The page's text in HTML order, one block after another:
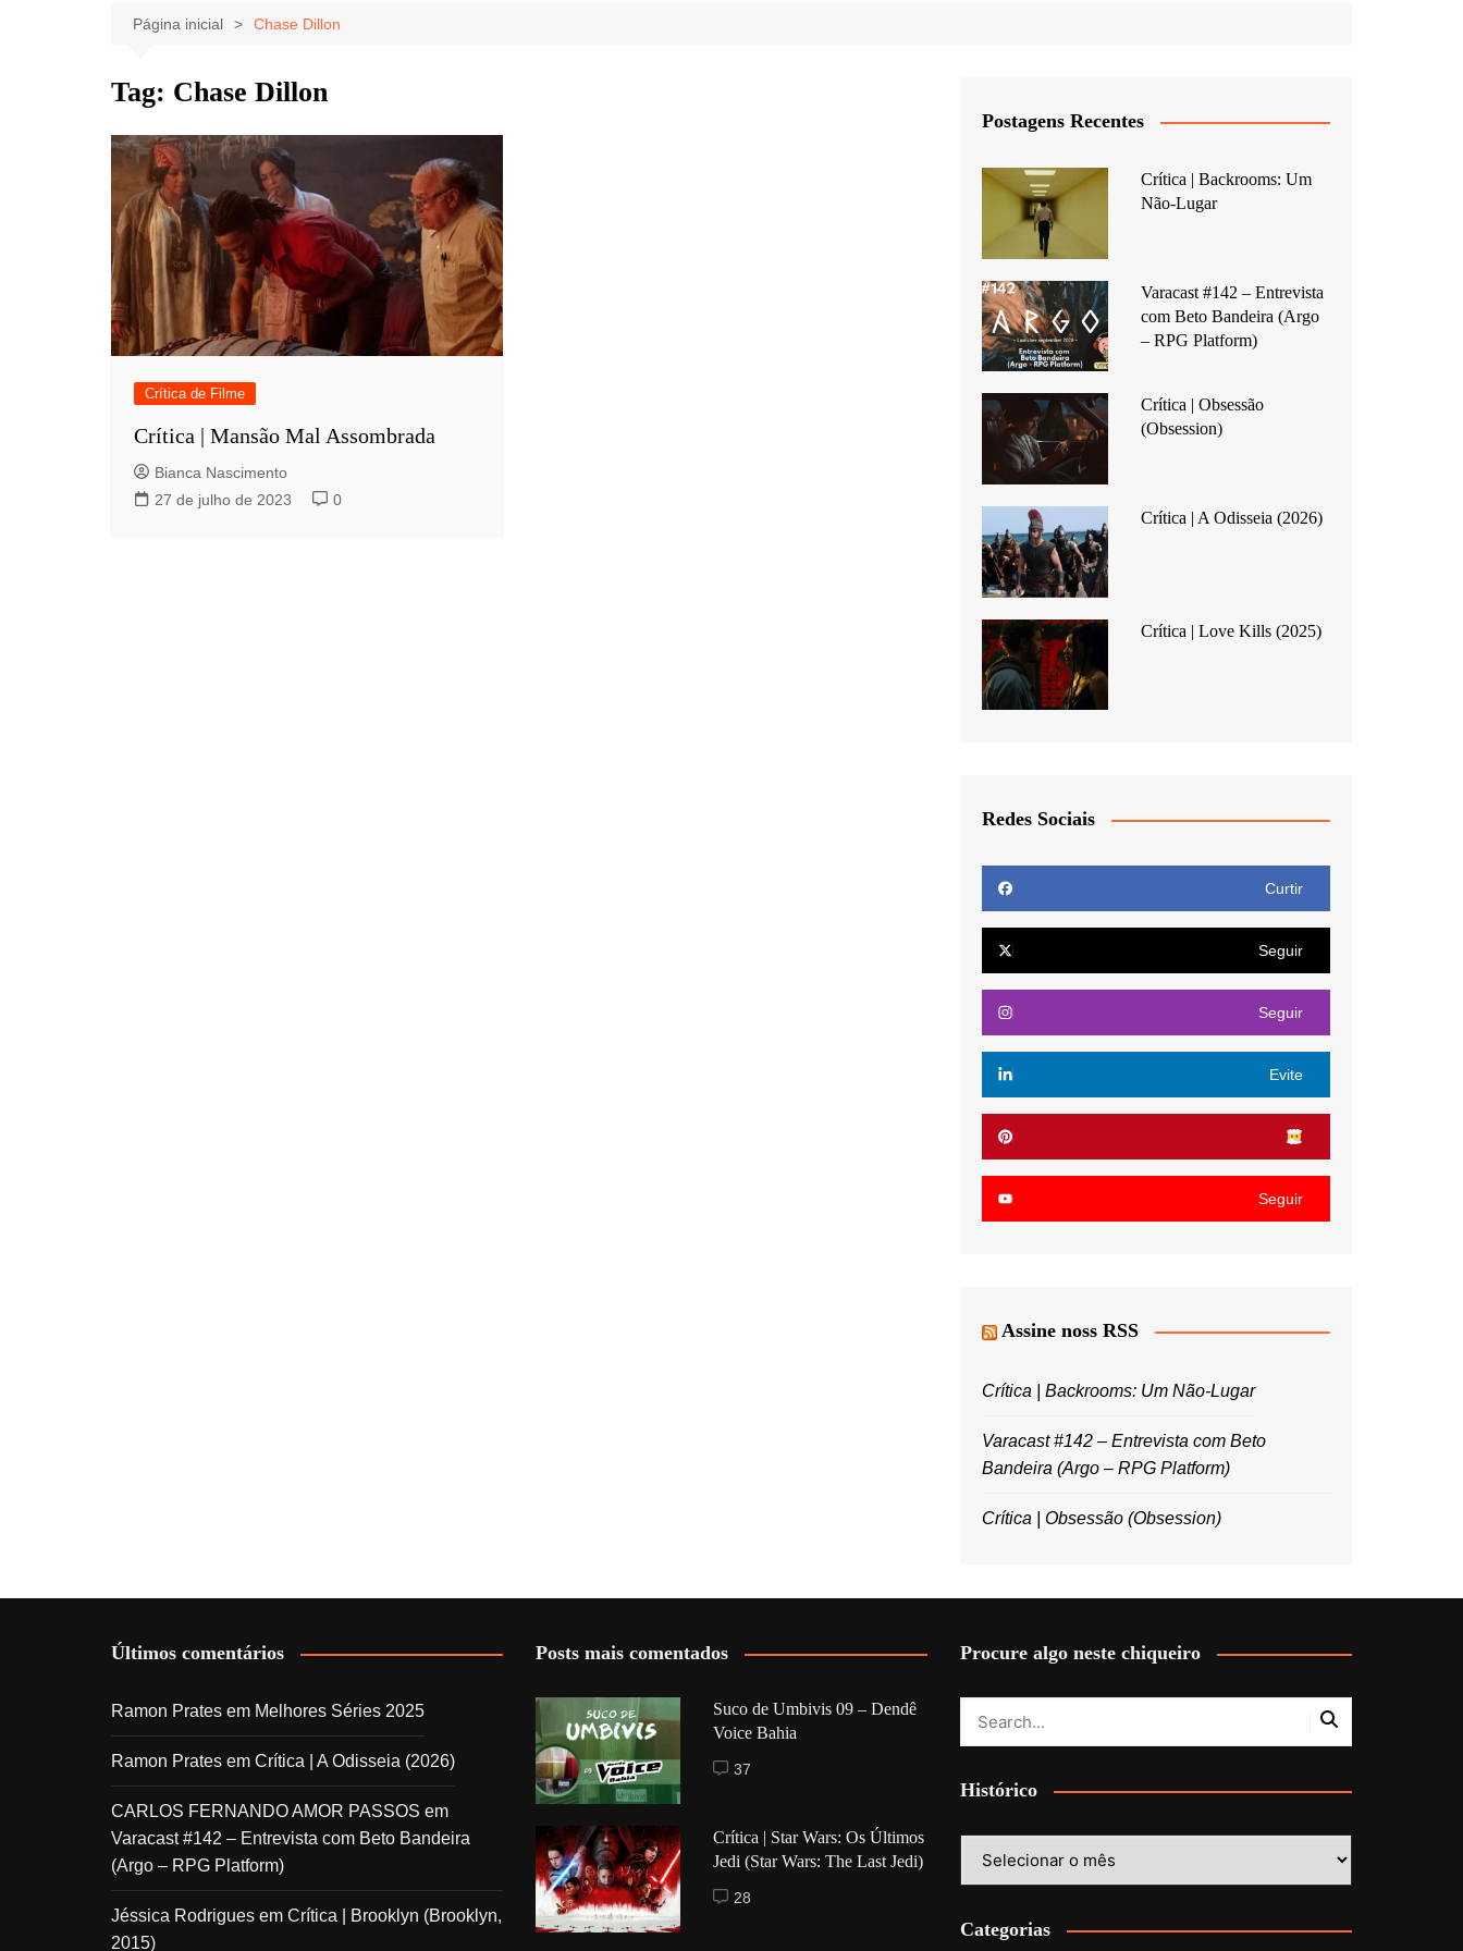
Celebridades
Música
Notícias
Clássicos
Página inicial Chase Dillon
Tag: Chase Dillon
Crítica de Filme
Crítica | Mansão Mal Assombrada
Bianca Nascimento
27 de julho de 2023
0
Postagens Recentes
Crítica | Backrooms: Um
Não-Lugar
Varacast #142 – Entrevista
com Beto Bandeira (Argo
– RPG Platform)
Crítica | Obsessão
(Obsession)
Crítica | A Odisseia (2026)
Crítica | Love Kills (2025)
Redes Sociais
Curtir
Seguir
Seguir
Evite
Seguir
Assine noss RSS
Crítica | Backrooms: Um Não-Lugar
Varacast #142 – Entrevista com Beto
Bandeira (Argo – RPG Platform)
Crítica | Obsessão (Obsession)
Últimos comentários
Ramon Prates em Melhores Séries 2025
Ramon Prates em Crítica | A Odisseia (2026)
CARLOS FERNANDO AMOR PASSOS em
Varacast #142 – Entrevista com Beto Bandeira
(Argo – RPG Platform)
Jéssica Rodrigues em Crítica | Brooklyn (Brooklyn,
2015)
Posts mais comentados
Suco de Umbivis 09 – Dendê
Voice Bahia
37
Crítica | Star Wars: Os Últimos
Jedi (Star Wars: The Last Jedi)
28
Procure algo neste chiqueiro
Histórico
Categorias